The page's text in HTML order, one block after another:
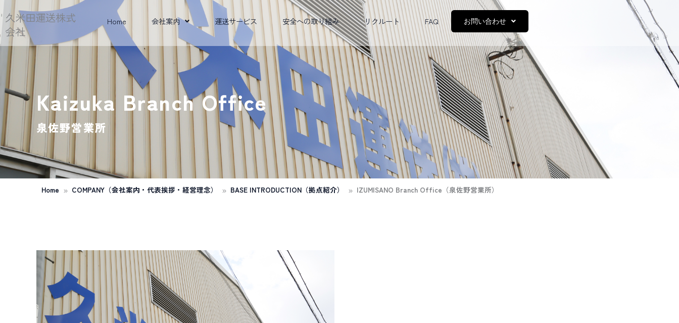
容
を
ス
キ
ッ
プ
久米田運送株式
会社
Home 会社案内 運送サービス 安全への取り組み リクルート FAQ お問い合わせ
Kaizuka Branch Office
泉佐野営業所
Home » COMPANY（会社案内・代表挨拶・経営理念） » BASE INTRODUCTION（拠点紹介） » IZUMISANO Branch Office（泉佐野営業所）